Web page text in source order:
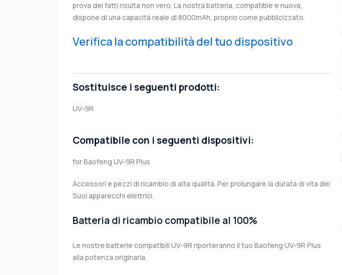
prova dei fatti risulta non vero. La nostra batteria, compatible e nuova,
dispone di una capacità reale di 8000mAh, proprio come pubblicizzato.
Verifica la compatibilità del tuo dispositivo
Sostituisce i seguenti prodotti:
UV-9R
Compatibile con i seguenti dispositivi:
for Baofeng UV-9R Plus
Accessori e pezzi di ricambio di alta qualità. Per prolungare la durata di vita dei
Suoi apparecchi elettrici.
Batteria di ricambio compatibile al 100%
Le nostre batterie compatibili UV-9R riporteranno il tuo Baofeng UV-9R Plus
alla potenza originaria.